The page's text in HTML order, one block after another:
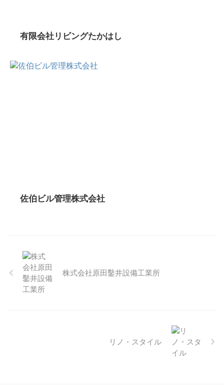
有限会社リビングたかはし
佐伯ビル管理株式会社
株式会社原田鑿井設備工業所
リノ・スタイル